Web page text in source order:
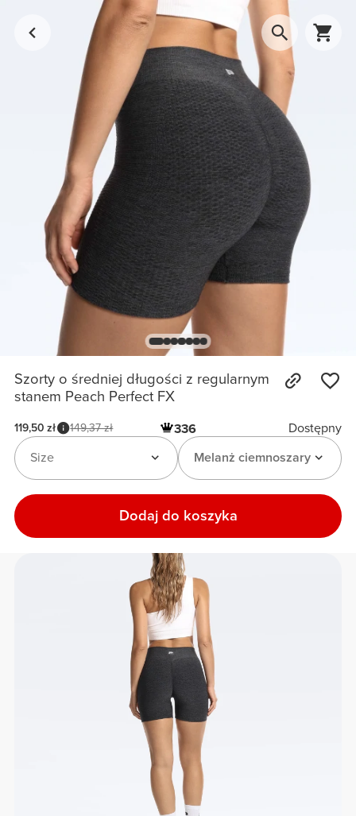
Szorty o średniej długości z regularnym
stanem Peach Perfect FX
119,50 zł 149,37 zł 336
Dostępny
Melanż ciemnoszary
Size
Dodaj do koszyka